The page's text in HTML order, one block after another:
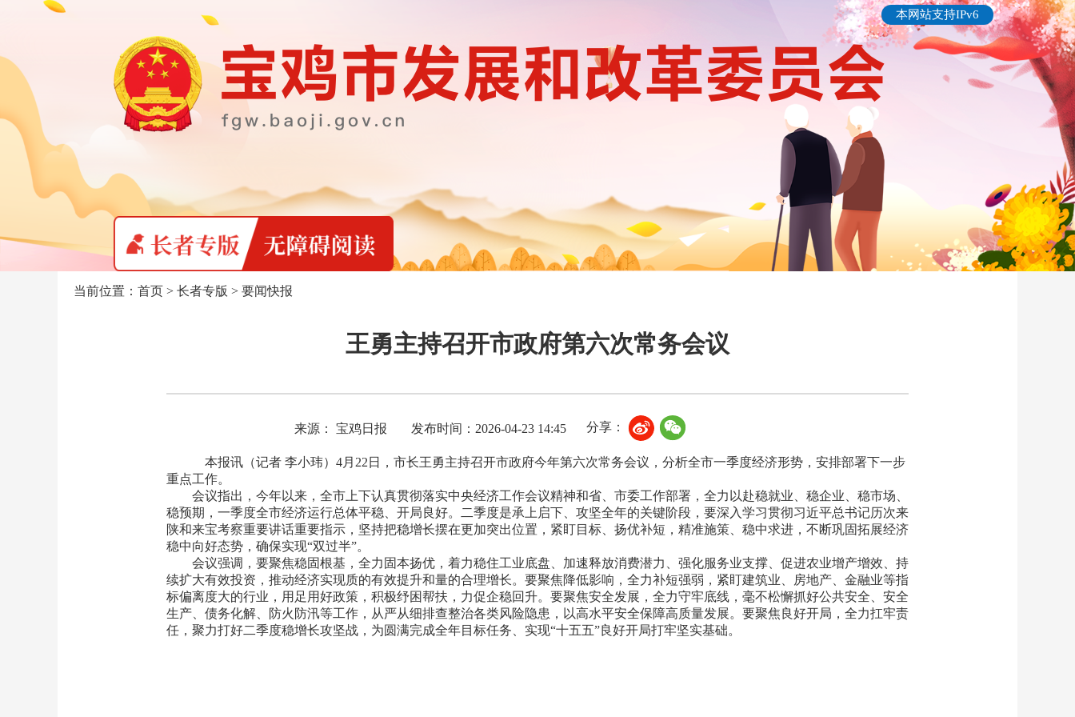
本网站支持IPv6
当前位置： 首页 > 长者专版 > 要闻快报
王勇主持召开市政府第六次常务会议
来源： 宝鸡日报 发布时间：2026-04-23 14:45 分享：
本报讯（记者 李小玮）4月22日，市长王勇主持召开市政府今年第六次常务会议，分析全市一季度经济形势，安排部署下一步
重点工作。
会议指出，今年以来，全市上下认真贯彻落实中央经济工作会议精神和省、市委工作部署，全力以赴稳就业、稳企业、稳市场、
稳预期，一季度全市经济运行总体平稳、开局良好。二季度是承上启下、攻坚全年的关键阶段，要深入学习贯彻习近平总书记历次来
陕和来宝考察重要讲话重要指示，坚持把稳增长摆在更加突出位置，紧盯目标、扬优补短，精准施策、稳中求进，不断巩固拓展经济
稳中向好态势，确保实现“双过半”。
会议强调，要聚焦稳固根基，全力固本扬优，着力稳住工业底盘、加速释放消费潜力、强化服务业支撑、促进农业增产增效、持
续扩大有效投资，推动经济实现质的有效提升和量的合理增长。要聚焦降低影响，全力补短强弱，紧盯建筑业、房地产、金融业等指
标偏离度大的行业，用足用好政策，积极纾困帮扶，力促企稳回升。要聚焦安全发展，全力守牢底线，毫不松懈抓好公共安全、安全
生产、债务化解、防火防汛等工作，从严从细排查整治各类风险隐患，以高水平安全保障高质量发展。要聚焦良好开局，全力扛牢责
任，聚力打好二季度稳增长攻坚战，为圆满完成全年目标任务、实现“十五五”良好开局打牢坚实基础。